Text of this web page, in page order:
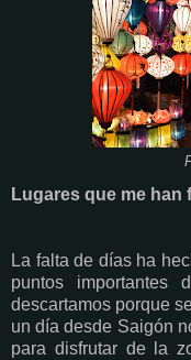
Lugares que me
La falta de días ha
puntos
descartamos porque
un día desde Saigón
para disfrutar de la